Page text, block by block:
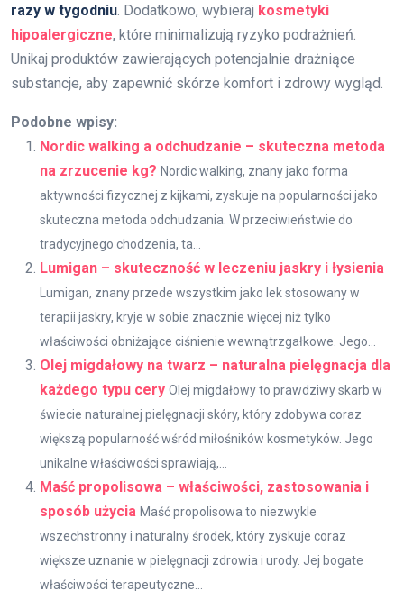
razy w tygodniu. Dodatkowo, wybieraj kosmetyki
hipoalergiczne, które minimalizują ryzyko podrażnień.
Unikaj produktów zawierających potencjalnie drażniące
substancje, aby zapewnić skórze komfort i zdrowy wygląd.
Podobne wpisy:
Nordic walking a odchudzanie – skuteczna metoda
na zrzucenie kg? Nordic walking, znany jako forma
aktywności fizycznej z kijkami, zyskuje na popularności jako
skuteczna metoda odchudzania. W przeciwieństwie do
tradycyjnego chodzenia, ta...
Lumigan – skuteczność w leczeniu jaskry i łysienia
Lumigan, znany przede wszystkim jako lek stosowany w
terapii jaskry, kryje w sobie znacznie więcej niż tylko
właściwości obniżające ciśnienie wewnątrzgałkowe. Jego...
Olej migdałowy na twarz – naturalna pielęgnacja dla
każdego typu cery Olej migdałowy to prawdziwy skarb w
świecie naturalnej pielęgnacji skóry, który zdobywa coraz
większą popularność wśród miłośników kosmetyków. Jego
unikalne właściwości sprawiają,...
Maść propolisowa – właściwości, zastosowania i
sposób użycia Maść propolisowa to niezwykle
wszechstronny i naturalny środek, który zyskuje coraz
większe uznanie w pielęgnacji zdrowia i urody. Jej bogate
właściwości terapeutyczne...